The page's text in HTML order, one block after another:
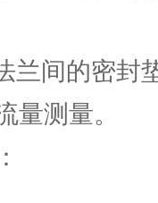
兰间的密封
量测量。